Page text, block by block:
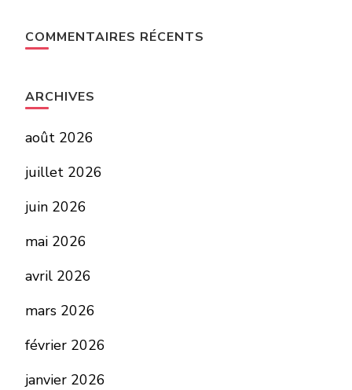
COMMENTAIRES RÉCENTS
ARCHIVES
août 2026
juillet 2026
juin 2026
mai 2026
avril 2026
mars 2026
février 2026
janvier 2026